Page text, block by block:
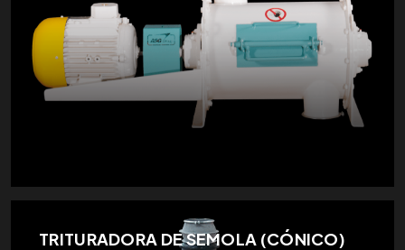
TRITURADORA DE SEMOLA (CÓNICO)